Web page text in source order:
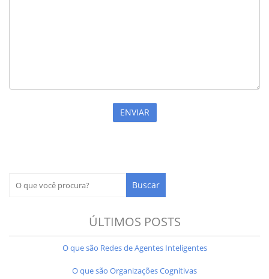
ÚLTIMOS POSTS
O que são Redes de Agentes Inteligentes
O que são Organizações Cognitivas